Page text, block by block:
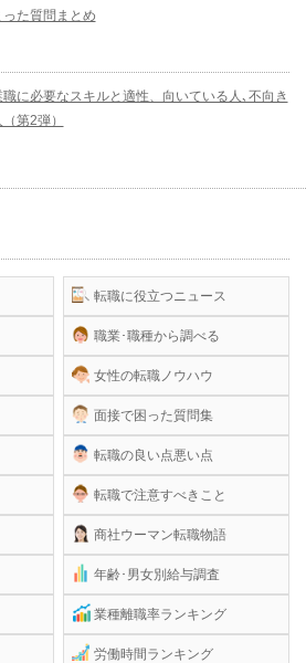
った質問まとめ
職に必要なスキルと適性、向いている人､不向き
第2弾）
転職に役立つニュース
職業･職種から調べる
女性の転職ノウハウ
面接で困った質問集
転職の良い点悪い点
転職で注意すべきこと
商社ウーマン転職物語
年齢･男女別給与調査
業種離職率ランキング
労働時間ランキング